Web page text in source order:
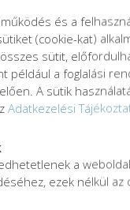
Adatkezelési
Adatvédelmi tájékoztató
és a
(cookie-kat)
sütit,
például a foglalási
A sütik
Adatkezelési
a
ezek nélkül az